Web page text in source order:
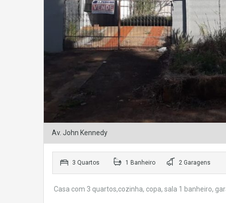
Av. John Kennedy
3 Quartos 1 Banheiro 2 Garagens
Casa com 3 quartos,cozinha, copa, sala 1 banheiro,